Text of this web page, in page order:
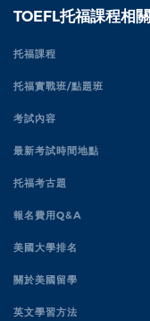
TOEFL托福課程相關
托福課程
托福實戰班/點題班
考試內容
最新考試時間地點
托福考古題
報名費用Q&A
美國大學排名
關於美國留學
英文學習方法